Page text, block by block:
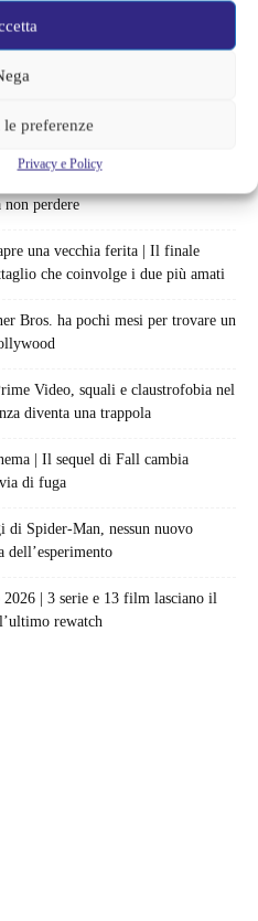
preferenze
Privacy e Policy
perdere
una vecchia ferita | Il finale
che coinvolge i due più amati
Bros. ha pochi mesi per trovare un
Video, squali e claustrofobia nel
diventa una trappola
| Il sequel di Fall cambia
di fuga
di Spider-Man, nessun nuovo
dell’esperimento
| 3 serie e 13 film lasciano il
rewatch